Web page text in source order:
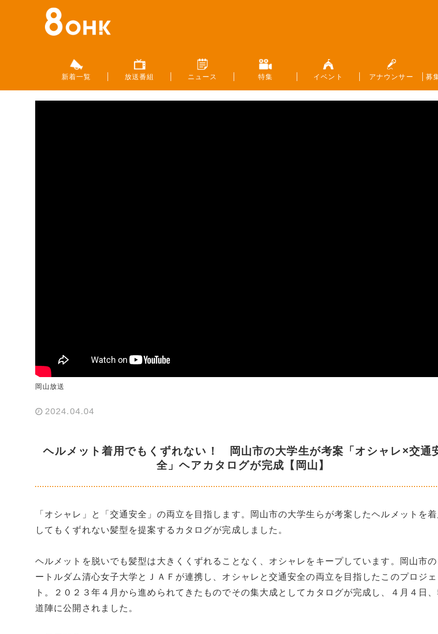
新着一覧 放送番組 ニュース 特集 イベント アナウンサー 募
岡山放送
2024.04.04
ヘルメット着用でもくずれない！ 岡山市の大学生が考案「オシャレ×交通
全」ヘアカタログが完成【岡山】
「オシャレ」と「交通安全」の両立を目指します。岡山市の大学生らが考案したヘルメットを
してもくずれない髪型を提案するカタログが完成しました。
ヘルメットを脱いでも髪型は大きくくずれることなく、オシャレをキープしています。岡山市
ートルダム清心女子大学とＪＡＦが連携し、オシャレと交通安全の両立を目指したこのプロジ
ト。２０２３年４月から進められてきたものでその集大成としてカタログが完成し、４月４日
道陣に公開されました。